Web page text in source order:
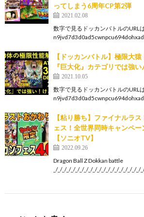
ってしまう6周年CP第2弾
2021.02.08
数字で見るドッカンバトルのURL
【ドッカンバトル】極限大
『巨大化』カテゴリでは強
2021.10.05
数字で見るドッカンバトルのURL
【粘り勝ち】ファイナルラ
ェス！全世界同時キャンペ
【ソニオTV】
2022.09.26
Dragon Ball Z Dokkan battle
_/_/_/_/_/_/_/_/_/_/_/_/_/_/_/_/_/_/_/_/